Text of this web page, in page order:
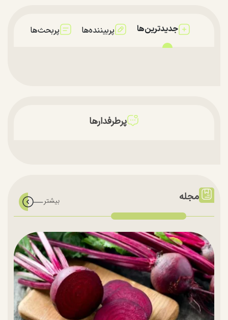
جدیدترین‌ها پربیننده‌ها پربحث‌ها
پرطرفدارها
مجله